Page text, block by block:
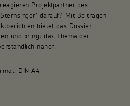
Projektpartner des
darauf? Mit Beiträgen
bietet das Dossier
und bringt das Thema der
näher.
DIN A4